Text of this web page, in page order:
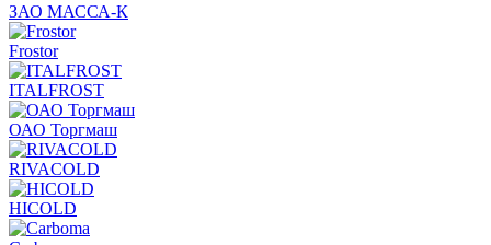
ЗАО МАССА-К
Frostor
ITALFROST
ОАО Торгмаш
RIVACOLD
HICOLD